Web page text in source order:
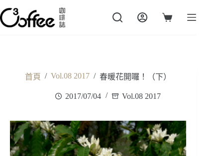
跳
至
主
購
首頁 / Vol.08 2017 / 春暖花開囉！（下）
2017/07/04 Vol.08 2017